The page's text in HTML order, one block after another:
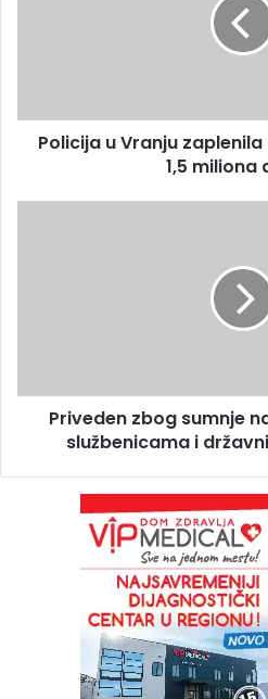
Policija u Vranju
1,5 miliona
Priveden zbog sumnje
službenicama i